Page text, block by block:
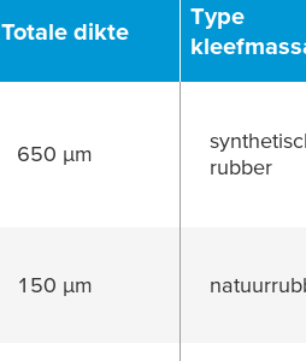
Totale dikte
Type
650 µm
rubber
150 µm